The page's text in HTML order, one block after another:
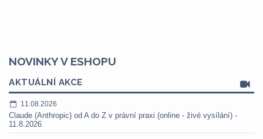
NOVINKY V ESHOPU
AKTUÁLNÍ AKCE
11.08.2026
Claude (Anthropic) od A do Z v právní praxi (online - živé vysílání) -
11.8.2026